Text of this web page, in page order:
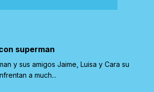
superman
y sus amigos Jaime, Luisa y Cara su
a much...